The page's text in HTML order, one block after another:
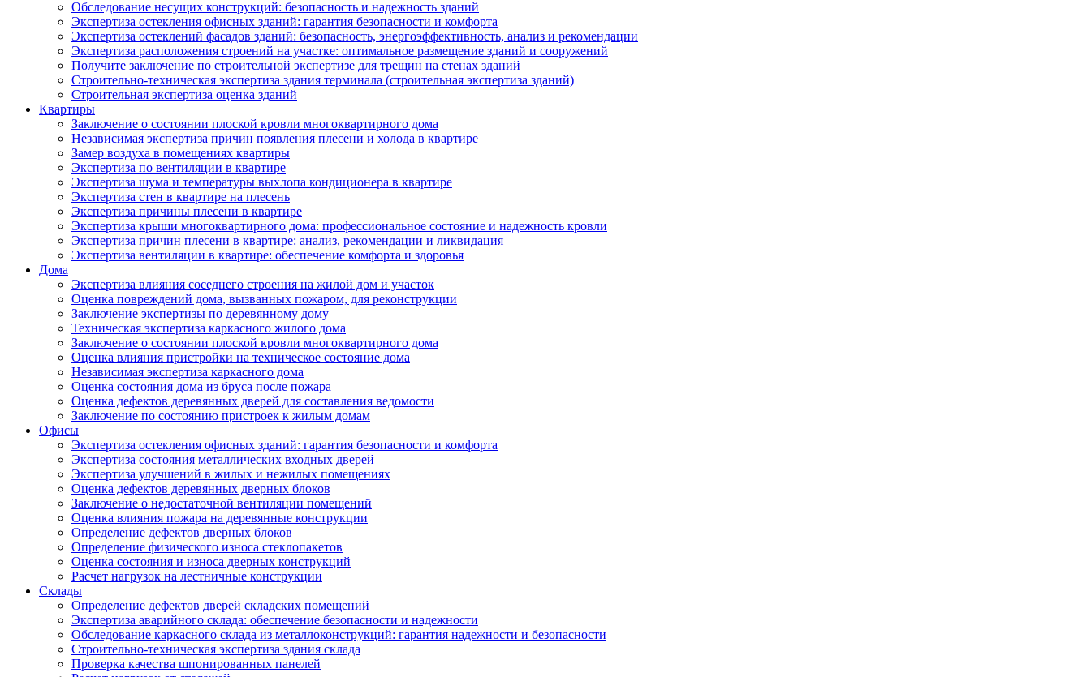
Обследование несущих конструкций: безопасность и надежность зданий
Экспертиза остекления офисных зданий: гарантия безопасности и комфорта
Экспертиза остеклений фасадов зданий: безопасность, энергоэффективность, анализ и рекомендации
Экспертиза расположения строений на участке: оптимальное размещение зданий и сооружений
Получите заключение по строительной экспертизе для трещин на стенах зданий
Строительно-техническая экспертиза здания терминала (строительная экспертиза зданий)
Строительная экспертиза оценка зданий
Квартиры
Заключение о состоянии плоской кровли многоквартирного дома
Независимая экспертиза причин появления плесени и холода в квартире
Замер воздуха в помещениях квартиры
Экспертиза по вентиляции в квартире
Экспертиза шума и температуры выхлопа кондиционера в квартире
Экспертиза стен в квартире на плесень
Экспертиза причины плесени в квартире
Экспертиза крыши многоквартирного дома: профессиональное состояние и надежность кровли
Экспертиза причин плесени в квартире: анализ, рекомендации и ликвидация
Экспертиза вентиляции в квартире: обеспечение комфорта и здоровья
Дома
Экспертиза влияния соседнего строения на жилой дом и участок
Оценка повреждений дома, вызванных пожаром, для реконструкции
Заключение экспертизы по деревянному дому
Техническая экспертиза каркасного жилого дома
Заключение о состоянии плоской кровли многоквартирного дома
Оценка влияния пристройки на техническое состояние дома
Независимая экспертиза каркасного дома
Оценка состояния дома из бруса после пожара
Оценка дефектов деревянных дверей для составления ведомости
Заключение по состоянию пристроек к жилым домам
Офисы
Экспертиза остекления офисных зданий: гарантия безопасности и комфорта
Экспертиза состояния металлических входных дверей
Экспертиза улучшений в жилых и нежилых помещениях
Оценка дефектов деревянных дверных блоков
Заключение о недостаточной вентиляции помещений
Оценка влияния пожара на деревянные конструкции
Определение дефектов дверных блоков
Определение физического износа стеклопакетов
Оценка состояния и износа дверных конструкций
Расчет нагрузок на лестничные конструкции
Склады
Определение дефектов дверей складских помещений
Экспертиза аварийного склада: обеспечение безопасности и надежности
Обследование каркасного склада из металлоконструкций: гарантия надежности и безопасности
Строительно-техническая экспертиза здания склада
Проверка качества шпонированных панелей